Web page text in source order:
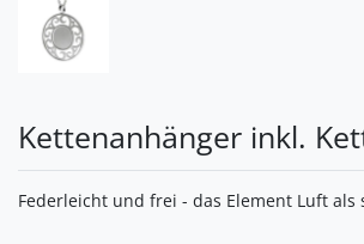
Kettenanhänger inkl.
Federleicht und frei - das Element Luft